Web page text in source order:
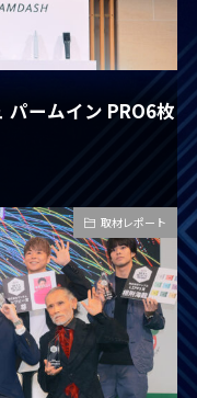
パームイン PRO6枚
取材レポート